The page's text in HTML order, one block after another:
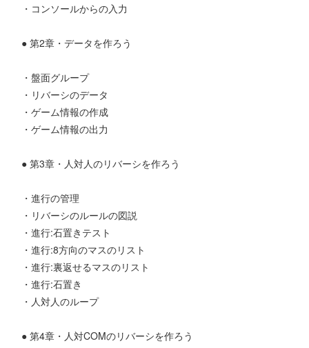
・コンソールからの入力
● 第2章・データを作ろう
・盤面グループ
・リバーシのデータ
・ゲーム情報の作成
・ゲーム情報の出力
● 第3章・人対人のリバーシを作ろう
・進行の管理
・リバーシのルールの図説
・進行:石置きテスト
・進行:8方向のマスのリスト
・進行:裏返せるマスのリスト
・進行:石置き
・人対人のループ
● 第4章・人対COMのリバーシを作ろう